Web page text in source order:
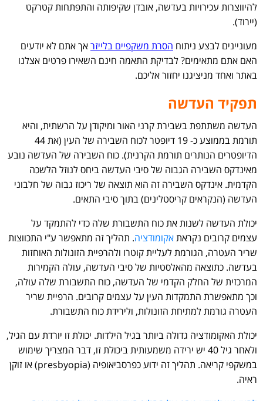
להיווצרות עכירויות בעדשה, אובדן שקיפותה והתפתחות קטרקט
(יירוד).
מעוניינים לבצע ניתוח הסרת משקפיים בלייזראך אתם לא יודעים
האם אתם מתאימים? לבדיקת התאמה חינם השאירו פרטים אצלנו
באתר ואחד מניציגנו יחזור אליכם.
תפקיד העדשה
העדשה משתתפת בשבירת קרני האור ומיקודן על הרשתית, והיא
תורמת בממוצע כ- 19 דיופטר לכוח השבירה של העין (את 44
הדיופטרים הנותרים תורמת הקרנית). כוח השבירה של העדשה נובע
מאינדקס השבירה הגבוה של סיבי העדשה ביחס לנוזל הלשכה
הקדמית. אינדקס השבירה זה הוא תוצאה של ריכוז גבוה של חלבוני
העדשה (הנקראים קריסטלינים) בתוך סיבי התאים.
יכולת העדשה לשנות את כוח התשבורת שלה כדי להתמקד על
עצמים קרובים נקראתאקומודציה. תהליך זה מתאפשר ע"י התכווצות
שריר העטרה, הגורמת לעליית קוטרו ולהרפיית הזונולות האוחזות
בעדשה. כתוצאה מהאלסטיות של סיבי העדשה, עולה הקמירות
המרכזית של החלק הקדמי של העדשה, כוח התשבורת שלה עולה,
וכך מתאפשרת התמקדות העין על עצמים קרובים. הרפיית שריר
העטרה גורמת למתיחת הזונולות, ולירידת כוח התשבורת.
יכולת האקומודציה גדולה ביותר בגיל הילדות. יכולת זו יורדת עם הגיל,
ולאחר גיל 40 יש ירידה משמעותית ביכולת זו, דבר המצריך שימוש
במשקפי קריאה. תהליך זה ידוע כפרסביאופיה (presbyopia) או זוקן
ראיה.